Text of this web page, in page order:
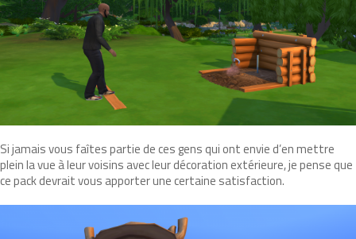
Si jamais vous faîtes partie de ces gens qui ont envie d’en mettre
plein la vue à leur voisins avec leur décoration extérieure, je pense que
ce pack devrait vous apporter une certaine satisfaction.